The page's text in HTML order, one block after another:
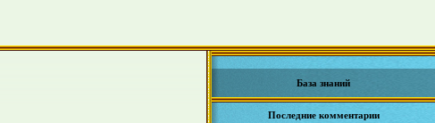
База знаний
Последние комментарии